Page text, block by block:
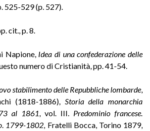
525-529 (p. 527).
cit., p. 8.
Napione, Idea di una confederazione delle
numero di Cristianità, pp. 41-54.
stabilimento delle Repubbliche lombarde
(1818-1886), Storia della monarchia
al 1861
, vol. III. Predominio francese.
1799-1802 , Fratelli Bocca, Torino 1879,